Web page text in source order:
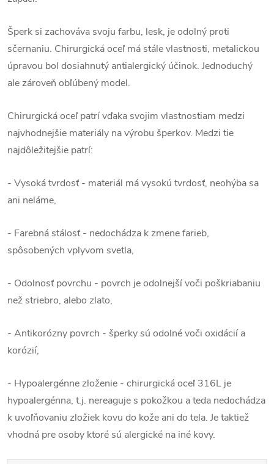
Šperk si zachováva svoju farbu, lesk, je odolný proti
sčernaniu. Chirurgická oceľ má stále vlastnosti, metalickou
úpravou bol dosiahnutý antialergický účinok. Jednoduchý
ale zároveň obľúbený model.
Chirurgická oceľ patrí vďaka svojim vlastnostiam medzi
najvhodnejšie materiály na výrobu šperkov. Medzi tie
najdôležitejšie patrí:
- Vysoká tvrdosť - materiál má vysokú tvrdosť, neohýba sa
ani neláme,
- Farebná stálosť - nedochádza k zmene farieb,
spôsobených vplyvom svetla,
- Odolnosť povrchu - povrch je odolnejší voči poškriabaniu
než striebro, alebo zlato,
- Antikorózny povrch - šperky sú odolné voči oxidácií a
korózií,
- Hypoalergénne zloženie - chirurgická oceľ 316L je
hypoalergénna, t.j. nereaguje s pokožkou a teda nedochádza
k uvoľňovaniu zložiek kovu do kože ani do tela. Je taktiež
vhodná pre osoby ktoré sú alergické na iné kovy.